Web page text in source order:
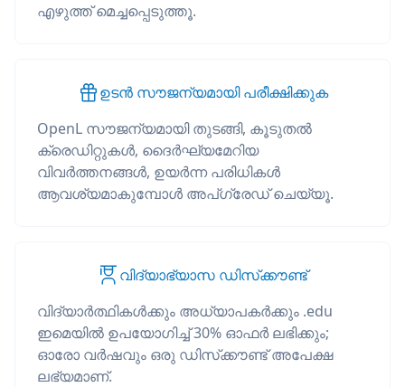
എഴുത്ത് മെച്ചപ്പെടുത്തൂ.
ഉടൻ സൗജന്യമായി പരീക്ഷിക്കുക
OpenL സൗജന്യമായി തുടങ്ങി, കൂടുതൽ
ക്രെഡിറ്റുകൾ, ദൈർഘ്യമേറിയ
വിവർത്തനങ്ങൾ, ഉയർന്ന പരിധികൾ
ആവശ്യമാകുമ്പോൾ അപ്‌ഗ്രേഡ് ചെയ്യൂ.
വിദ്യാഭ്യാസ ഡിസ്‌ക്കൗണ്ട്
വിദ്യാർത്ഥികൾക്കും അധ്യാപകർക്കും .edu
ഇമെയിൽ ഉപയോഗിച്ച് 30% ഓഫർ ലഭിക്കും;
ഓരോ വർഷവും ഒരു ഡിസ്‌ക്കൗണ്ട് അപേക്ഷ
ലഭ്യമാണ്.